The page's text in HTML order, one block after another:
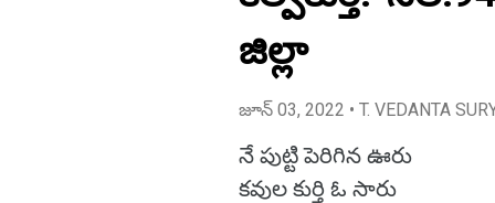
జిల్లా
జూన్ 03, 2022 • T. VEDANTA
నే పుట్టి పెరిగిన ఊరు
కవుల కుర్తి ఓ సారు